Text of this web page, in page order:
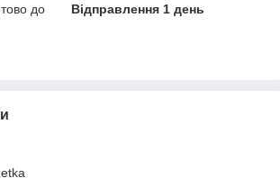
до
Відправлення 1 день